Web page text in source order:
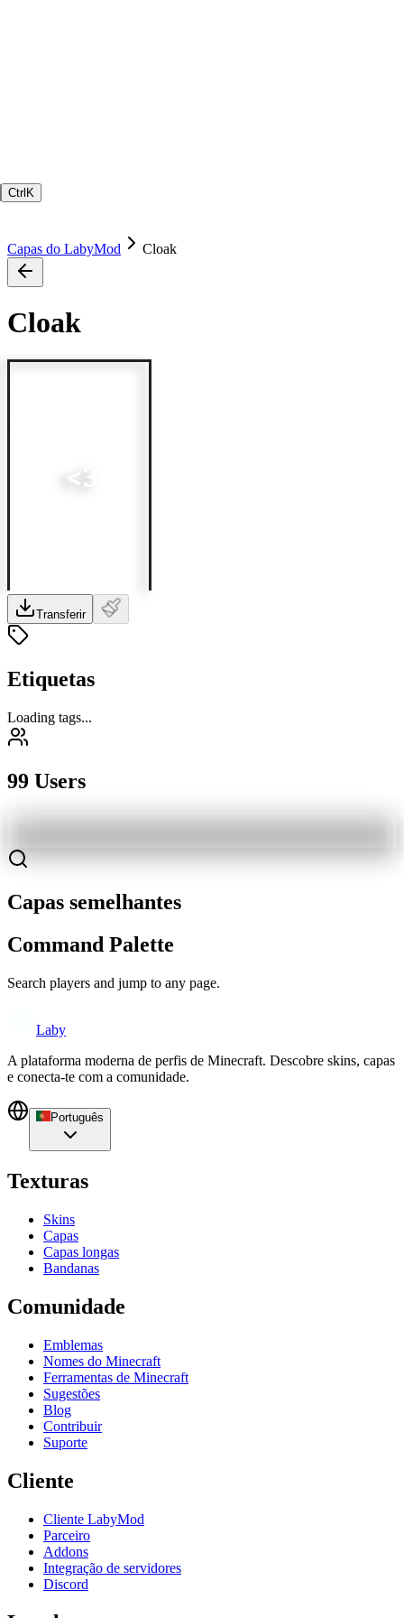
Ctrl K
Capas do LabyMod Cloak
Cloak
Transferir
Etiquetas
Loading tags...
99 Users
Capas semelhantes
Command Palette
Search players and jump to any page.
Laby
A plataforma moderna de perfis de Minecraft. Descobre skins, capas
e conecta-te com a comunidade.
Português
Texturas
Skins
Capas
Capas longas
Bandanas
Comunidade
Emblemas
Nomes do Minecraft
Ferramentas de Minecraft
Sugestões
Blog
Contribuir
Suporte
Cliente
Cliente LabyMod
Parceiro
Addons
Integração de servidores
Discord